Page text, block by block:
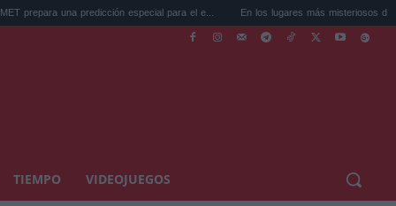
predicción especial para el e... En los lugares más misteriosos del planeta:
TIEMPO VIDEOJUEGOS